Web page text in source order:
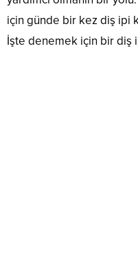
için günde bir kez diş ipi
İşte denemek için bir diş